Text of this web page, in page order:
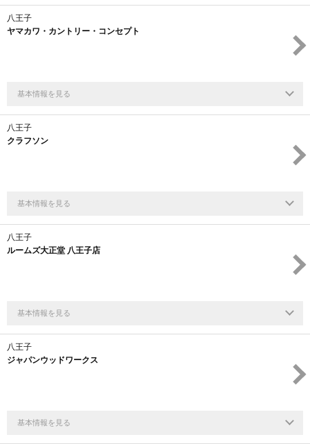
八王子
ヤマカワ・カントリー・コンセプト
基本情報を見る
八王子
クラフソン
基本情報を見る
八王子
ルームズ大正堂 八王子店
基本情報を見る
八王子
ジャパンウッドワークス
基本情報を見る